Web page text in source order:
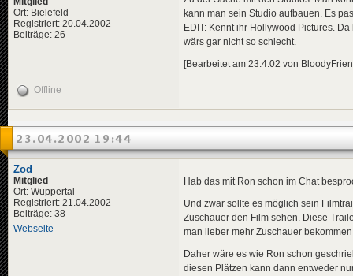
Ort: Bielefeld
Registriert: 20.04.2002
Beiträge: 26
kann man sein Studio aufbauen. Es
EDIT: Kennt ihr Hollywood Pictures.
wärs gar nicht so schlecht.
[Bearbeitet am 23.4.02 von
Offline
23.04.2002 19:44
Zod
Mitglied
Ort: Wuppertal
Registriert: 21.04.2002
Beiträge: 38
Webseite
Hab das mit Ron schon im Chat
Und zwar sollte es möglich sein
Zuschauer den Film sehen. Diese
man lieber mehr Zuschauer
Daher wäre es wie Ron schon
diesen Plätzen kann dann entweder